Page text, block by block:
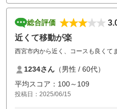
総合評価
近くて移動が楽
西宮市内から近く、コースも良くて
1234さん （男性 / 60代）
平均スコア：100～109
投稿日：2025/06/15